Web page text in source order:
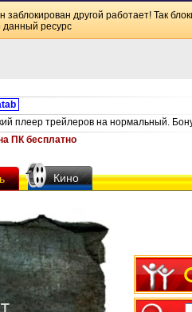
заблокирован другой работает! Так
данный ресурс
плеер трейлеров на нормальный.
ПК бесплатно
Кино